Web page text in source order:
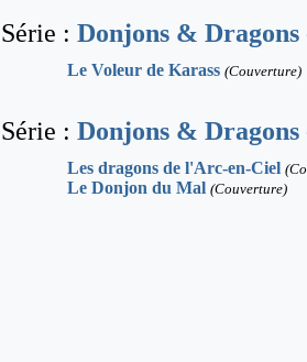
Série : Donjons & Dragons
Le Voleur de Karass (Couverture)
Série : Donjons & Dragons
Les dragons de l'Arc-en-Ciel
Le Donjon du Mal (Couverture)